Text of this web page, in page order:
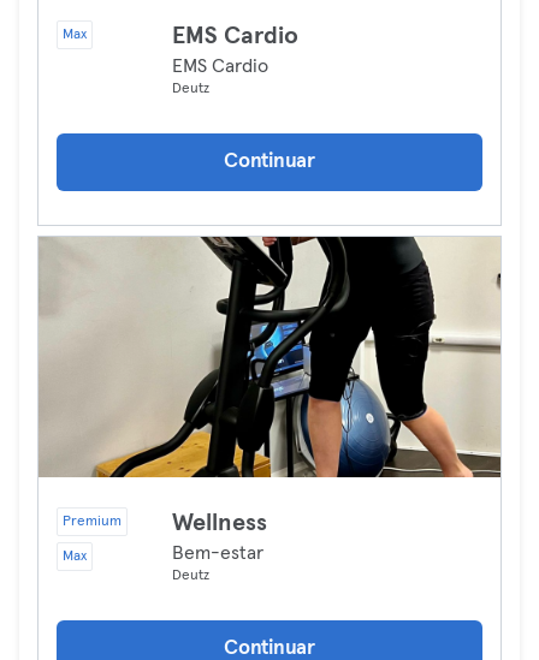
Max EMS Cardio
EMS Cardio
Deutz
Continuar
Premium
Max
Wellness
Bem-estar
Deutz
Continuar